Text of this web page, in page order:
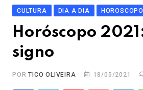
CULTURA DIA A DIA HOROSCOPO
Horóscopo
signo
PORTICO OLIVEIRA 18/05/2021